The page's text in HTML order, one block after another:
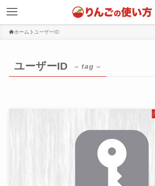
ホーム ユーザーID
ユーザーID – tag –